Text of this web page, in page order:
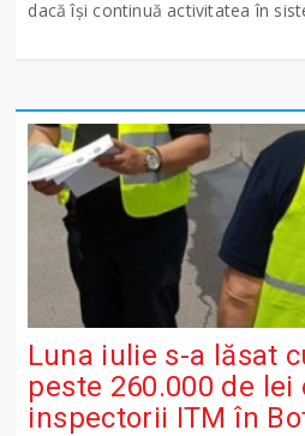
dacă își continuă activitatea în
Luna iulie s-a lăsat
peste 260.000 de lei
inspectorii ITM în